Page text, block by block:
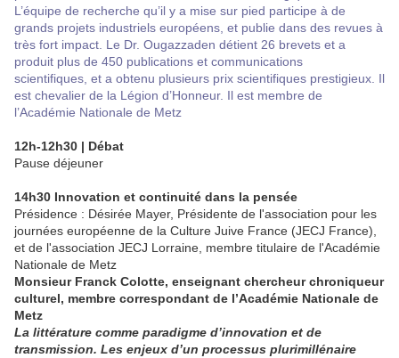
L’équipe de recherche qu’il y a mise sur pied participe à de
grands projets industriels européens, et publie dans des revues à
très fort impact. Le Dr. Ougazzaden détient 26 brevets et a
produit plus de 450 publications et communications
scientifiques, et a obtenu plusieurs prix scientifiques prestigieux. Il
est chevalier de la Légion d’Honneur. Il est membre de
l’Académie Nationale de Metz
12h-12h30 | Débat
Pause déjeuner
14h30 Innovation et continuité dans la pensée
Présidence : Désirée Mayer, Présidente de l'association pour les
journées européenne de la Culture Juive France (JECJ France),
et de l'association JECJ Lorraine, membre titulaire de l'Académie
Nationale de Metz
Monsieur Franck Colotte, enseignant chercheur chroniqueur
culturel, membre correspondant de l’Académie Nationale de
Metz
La littérature comme paradigme d’innovation et de
transmission. Les enjeux d’un processus plurimillénaire